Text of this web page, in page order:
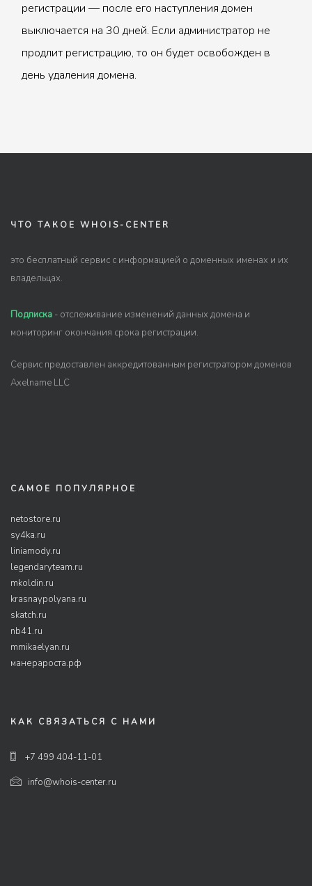
регистрации — после его наступления домен
выключается на 30 дней. Если администратор не
продлит регистрацию, то он будет освобожден в
день удаления домена.
ЧТО ТАКОЕ WHOIS-CENTER
это бесплатный сервис с информацией о доменных именах и их
владельцах.
Подписка - отслеживание изменений данных домена и
мониторинг окончания срока регистрации.
Сервис предоставлен аккредитованным регистратором доменов
Axelname LLC
САМОЕ ПОПУЛЯРНОЕ
netostore.ru
sy4ka.ru
liniamody.ru
legendaryteam.ru
mkoldin.ru
krasnaypolyana.ru
skatch.ru
nb41.ru
mmikaelyan.ru
манерароста.рф
КАК СВЯЗАТЬСЯ С НАМИ
+7 499 404-11-01
info@whois-center.ru